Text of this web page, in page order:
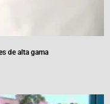
de alta gama